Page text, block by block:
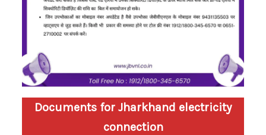
Documents for Jharkhand electricity
connection